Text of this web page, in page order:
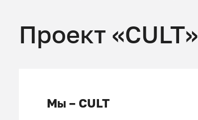
Проект «CULT»
Мы – CULT